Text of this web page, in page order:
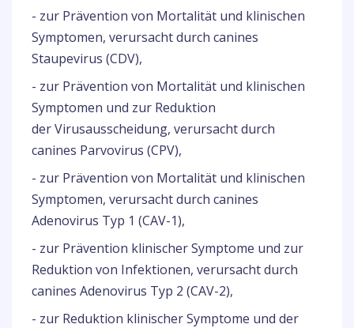
- zur Prävention von Mortalität und klinischen
Symptomen, verursacht durch canines
Staupevirus (CDV),
- zur Prävention von Mortalität und klinischen
Symptomen und zur Reduktion
der Virusausscheidung, verursacht durch
canines Parvovirus (CPV),
- zur Prävention von Mortalität und klinischen
Symptomen, verursacht durch canines
Adenovirus Typ 1 (CAV-1),
- zur Prävention klinischer Symptome und zur
Reduktion von Infektionen, verursacht durch
canines Adenovirus Typ 2 (CAV-2),
- zur Reduktion klinischer Symptome und der